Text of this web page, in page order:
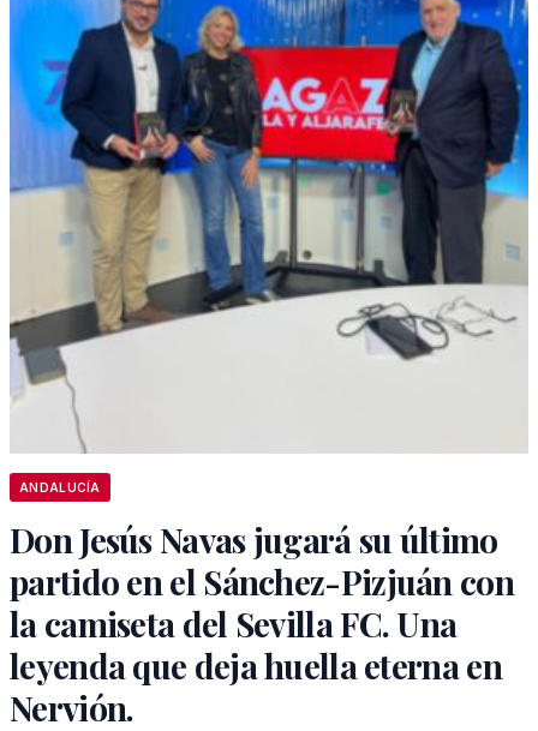
ANDALUCÍA
Don Jesús Navas jugará su último
partido en el Sánchez-Pizjuán con
la camiseta del Sevilla FC. Una
leyenda que deja huella eterna en
Nervión.